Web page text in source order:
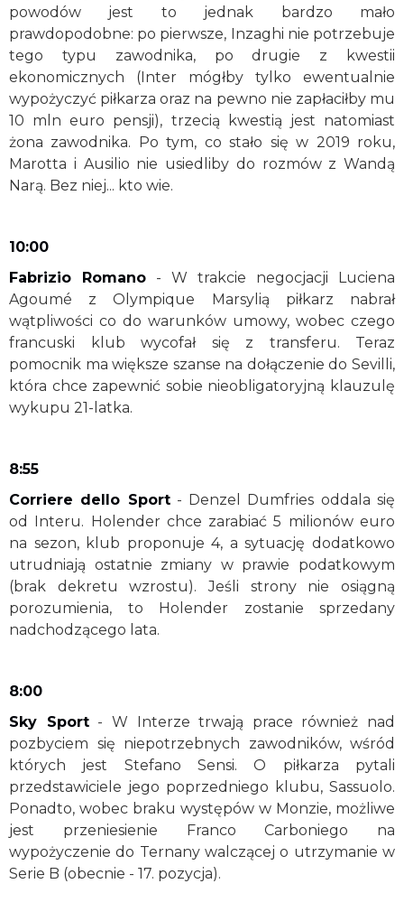
powodów jest to jednak bardzo mało
prawdopodobne: po pierwsze, Inzaghi nie potrzebuje
tego typu zawodnika, po drugie z kwestii
ekonomicznych (Inter mógłby tylko ewentualnie
wypożyczyć piłkarza oraz na pewno nie zapłaciłby mu
10 mln euro pensji), trzecią kwestią jest natomiast
żona zawodnika. Po tym, co stało się w 2019 roku,
Marotta i Ausilio nie usiedliby do rozmów z Wandą
Narą. Bez niej... kto wie.
10:00
Fabrizio Romano - W trakcie negocjacji Luciena
Agoumé z Olympique Marsylią piłkarz nabrał
wątpliwości co do warunków umowy, wobec czego
francuski klub wycofał się z transferu. Teraz
pomocnik ma większe szanse na dołączenie do Sevilli,
która chce zapewnić sobie nieobligatoryjną klauzulę
wykupu 21-latka.
8:55
Corriere dello Sport- Denzel Dumfries oddala się
od Interu. Holender chce zarabiać 5 milionów euro
na sezon, klub proponuje 4, a sytuację dodatkowo
utrudniają ostatnie zmiany w prawie podatkowym
(brak dekretu wzrostu). Jeśli strony nie osiągną
porozumienia, to Holender zostanie sprzedany
nadchodzącego lata.
8:00
Sky Sport- W Interze trwają prace również nad
pozbyciem się niepotrzebnych zawodników, wśród
których jest Stefano Sensi. O piłkarza pytali
przedstawiciele jego poprzedniego klubu, Sassuolo.
Ponadto, wobec braku występów w Monzie, możliwe
jest przeniesienie Franco Carboniego na
wypożyczenie do Ternany walczącej o utrzymanie w
Serie B (obecnie - 17. pozycja).